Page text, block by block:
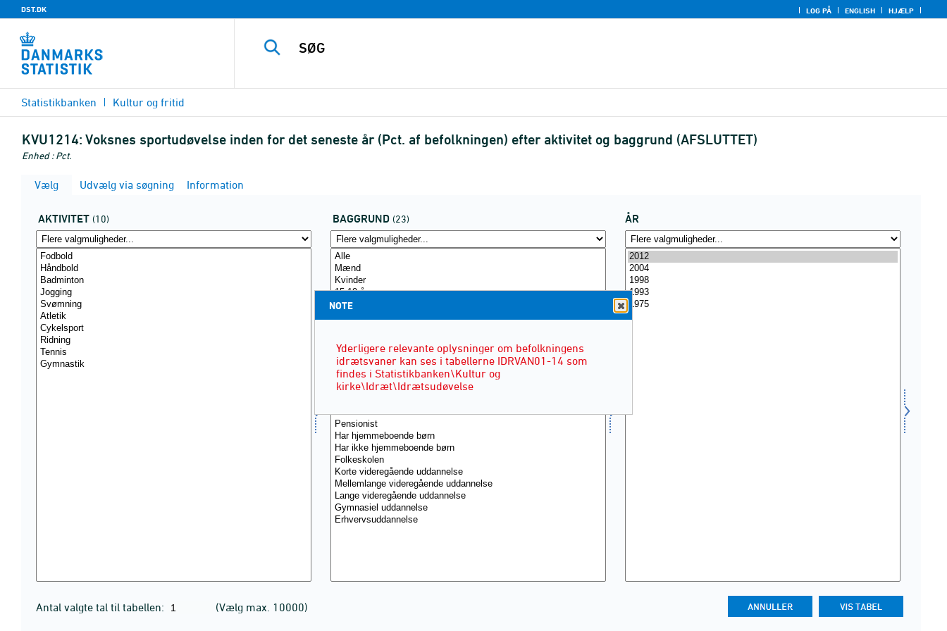
DST.DK LOG PÅ ENGLISH HJÆLP
Statistikbanken Kultur og fritid
KVU1214: Voksnes sportudøvelse inden for det seneste år (Pct. af befolkningen) efter aktivitet og baggrund (AFSLUTTET)
Enhed : Pct.
Vælg Udvælg via søgning Information
AKTIVITET (10) BAGGRUND (23) ÅR
Antal valgte tal til tabellen: (Vælg max. 10000)
NOTE
Yderligere relevante oplysninger om befolkningens
idrætsvaner kan ses i tabellerne IDRVAN01-14 som
findes i Statistikbanken\Kultur og
kirke\Idræt\Idrætsudøvelse